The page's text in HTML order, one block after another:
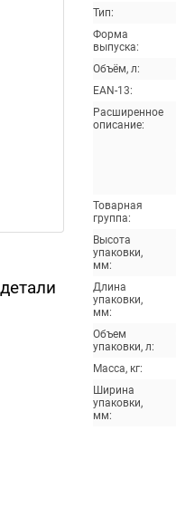
Тип:
Форма
выпуска:
Объём, л:
EAN-13:
Расширенное
описание:
Товарная
группа:
Высота
упаковки,
мм:
Длина
упаковки,
мм:
Объем
упаковки, л:
Масса, кг:
Ширина
упаковки,
мм: